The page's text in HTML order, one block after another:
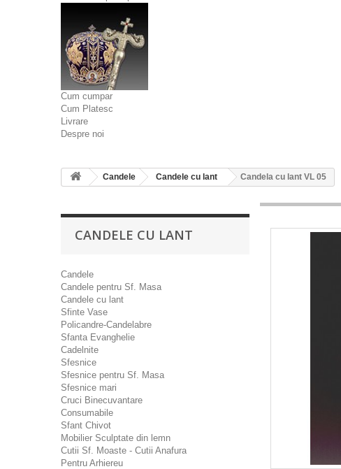
Cum cumpar
Cum Platesc
Livrare
Despre noi
Candele Candele cu lant Candela cu lant VL 05
CANDELE CU LANT
Candele
Candele pentru Sf. Masa
Candele cu lant
Sfinte Vase
Policandre-Candelabre
Sfanta Evanghelie
Cadelnite
Sfesnice
Sfesnice pentru Sf. Masa
Sfesnice mari
Cruci Binecuvantare
Consumabile
Sfant Chivot
Mobilier Sculptate din lemn
Cutii Sf. Moaste - Cutii Anafura
Pentru Arhiereu